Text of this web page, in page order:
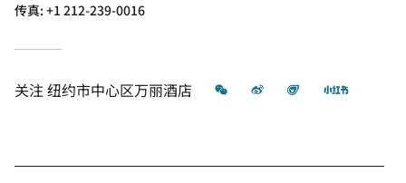
传真:+1 212-239-0016
关注纽约市中心区万丽酒店 微信 微博 飞猪 小红书